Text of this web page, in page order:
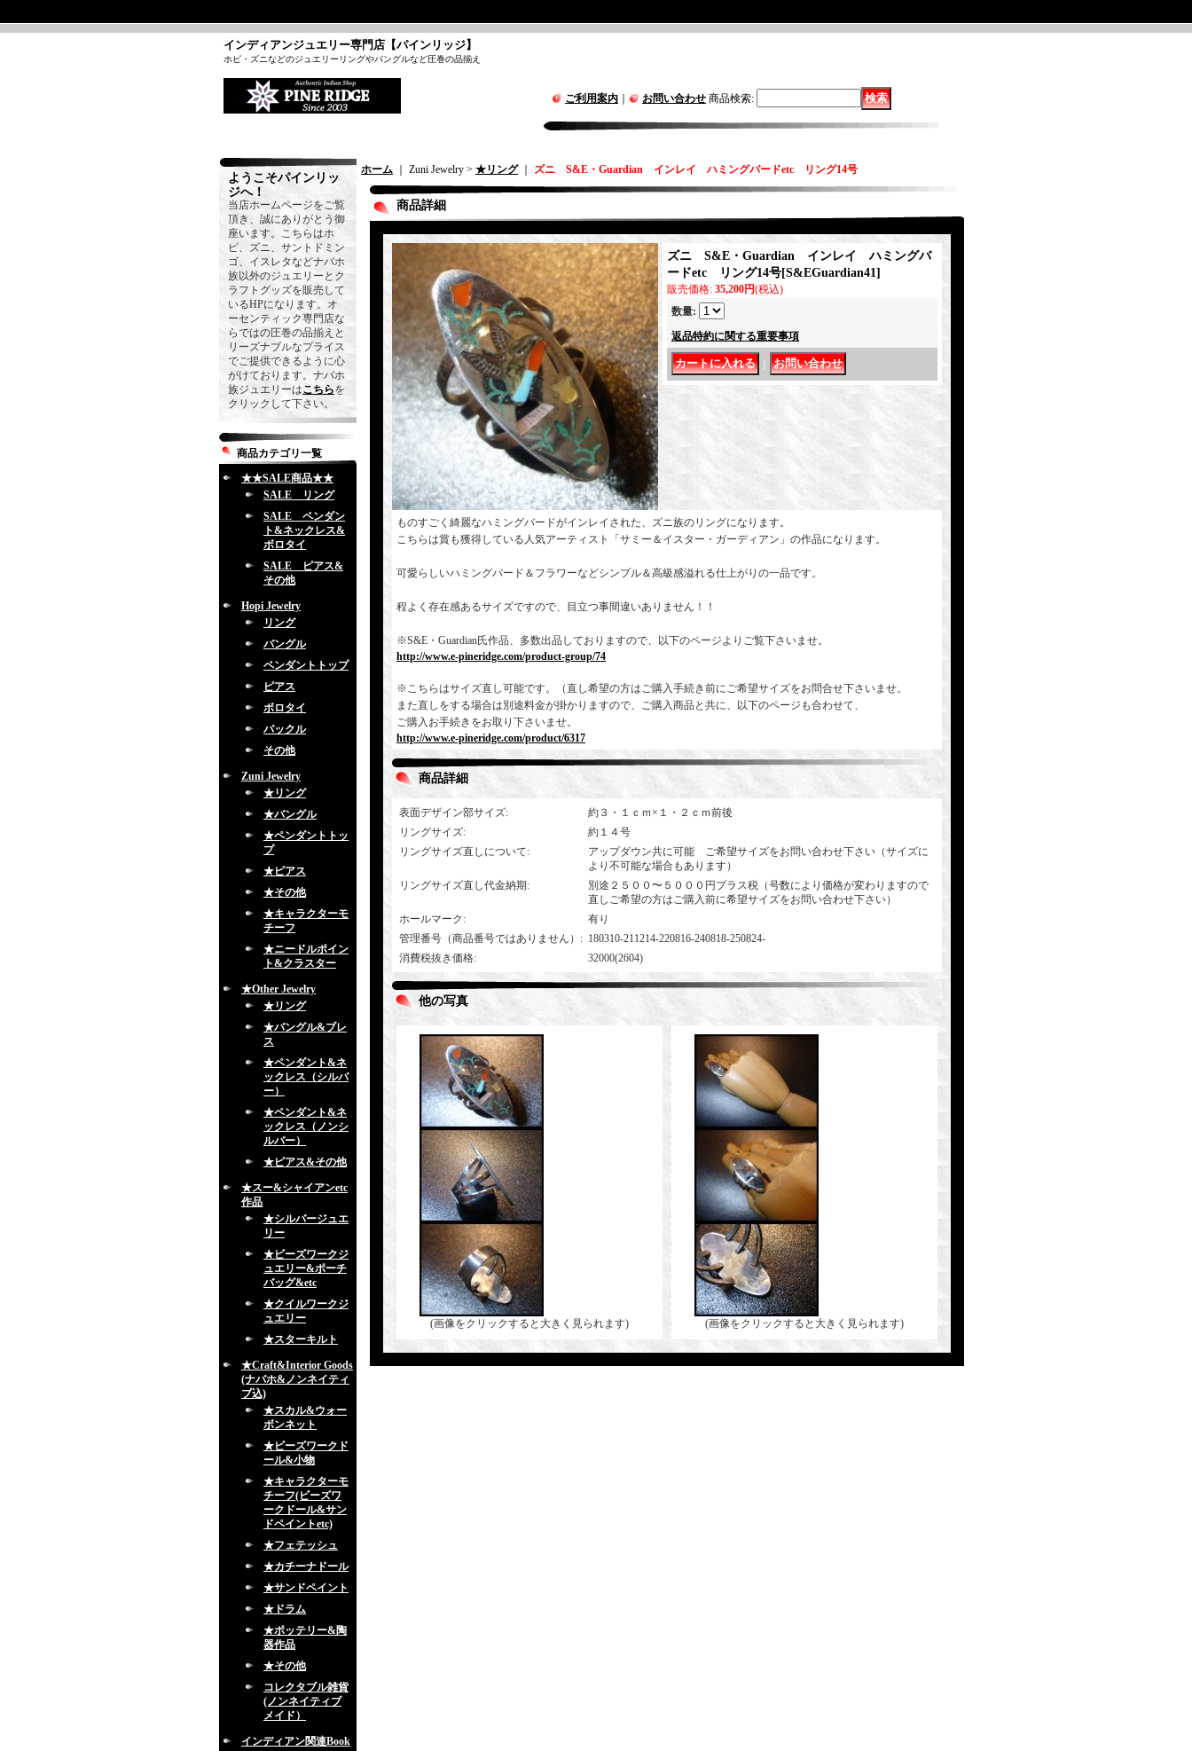
インディアンジュエリー専門店【パインリッジ】
ホピ・ズニなどのジュエリーリングやバングルなど圧巻の品揃え
ご利用案内 お問い合わせ 商品検索:
ようこそパインリッ
ジへ！
当店ホームページをご覧
頂き、誠にありがとう御
座います。こちらはホ
ピ、ズニ、サントドミン
ゴ、イスレタなどナバホ
族以外のジュエリーとク
ラフトグッズを販売して
いるHPになります。オ
ーセンティック専門店な
らではの圧巻の品揃えと
リーズナブルなプライス
でご提供できるように心
がけております。ナバホ
族ジュエリーはこちらを
クリックして下さい。
商品カテゴリ一覧
★★SALE商品★★
SALE リング
SALE ペンダン
ト&ネックレス&
ボロタイ
SALE ピアス&
その他
Hopi Jewelry
リング
バングル
ペンダントトップ
ピアス
ボロタイ
バックル
その他
Zuni Jewelry
★リング
★バングル
★ペンダントトッ
プ
★ピアス
★その他
★キャラクターモ
チーフ
★ニードルポイン
ト&クラスター
★Other Jewelry
★リング
★バングル&ブレ
ス
★ペンダント&ネ
ックレス（シルバ
ー）
★ペンダント&ネ
ックレス（ノンシ
ルバー）
★ピアス&その他
★スー&シャイアンetc
作品
★シルバージュエ
リー
★ビーズワークジ
ュエリー&ポーチ
バッグ&etc
★クイルワークジ
ュエリー
★スターキルト
★Craft&Interior Goods
(ナバホ&ノンネイティ
ブ込)
★スカル&ウォー
ボンネット
★ビーズワークド
ール&小物
★キャラクターモ
チーフ(ビーズワ
ークドール&サン
ドペイントetc)
★フェテッシュ
★カチーナドール
★サンドペイント
★ドラム
★ポッテリー&陶
器作品
★その他
コレクタブル雑貨
(ノンネイティブ
メイド）
インディアン関連Book
ホーム ｜ Zuni Jewelry > ★リング｜ ズニ S&E・Guardian インレイ ハミングバードetc リング14号
商品詳細
ズニ S&E・Guardian インレイ ハミングバ
ードetc リング14号[S&EGuardian41]
販売価格: 35,200円(税込)
数量:
返品特約に関する重要事項
ものすごく綺麗なハミングバードがインレイされた、ズニ族のリングになります。
こちらは賞も獲得している人気アーティスト「サミー＆イスター・ガーディアン」の作品になります。
可愛らしいハミングバード＆フラワーなどシンプル＆高級感溢れる仕上がりの一品です。
程よく存在感あるサイズですので、目立つ事間違いありません！！
※S&E・Guardian氏作品、多数出品しておりますので、以下のページよりご覧下さいませ。
http://www.e-pineridge.com/product-group/74
※こちらはサイズ直し可能です。（直し希望の方はご購入手続き前にご希望サイズをお問合せ下さいませ。
また直しをする場合は別途料金が掛かりますので、ご購入商品と共に、以下のページも合わせて、
ご購入お手続きをお取り下さいませ。
http://www.e-pineridge.com/product/6317
商品詳細
表面デザイン部サイズ:
約３・１ｃｍ×１・２ｃｍ前後
リングサイズ:
約１４号
リングサイズ直しについて:
アップダウン共に可能 ご希望サイズをお問い合わせ下さい（サイズに
より不可能な場合もあります）
リングサイズ直し代金納期:
別途２５００〜５０００円プラス税（号数により価格が変わりますので
直しご希望の方はご購入前に希望サイズをお問い合わせ下さい）
ホールマーク :
有り
管理番号（商品番号ではありません） : 180310-211214-220816-240818-250824-
消費税抜き価格: 32000(2604)
他の写真
(画像をクリックすると大きく見られます) (画像をクリックすると大きく見られます)